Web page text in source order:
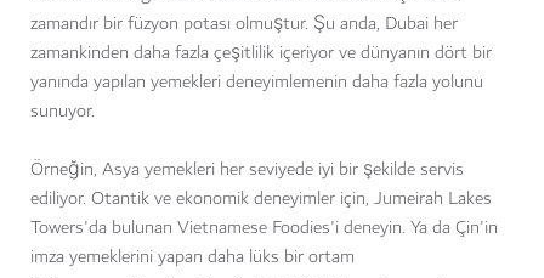
zamandır bir füzyon potası olmuştur. Şu anda, Dubai her
zamankinden daha fazla çeşitlilik içeriyor ve dünyanın dört bir
yanında yapılan yemekleri deneyimlemenin daha fazla yolunu
sunuyor.
Örneğin, Asya yemekleri her seviyede iyi bir şekilde servis
ediliyor. Otantik ve ekonomik deneyimler için, Jumeirah Lakes
Towers'da bulunan Vietnamese Foodies'i deneyin. Ya da Çin'in
imza yemeklerini yapan daha lüks bir ortam